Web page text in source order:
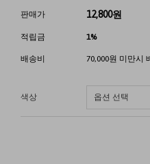
판매가 12,800원
적립금 1%
배송비 70,000원 미만시
색상